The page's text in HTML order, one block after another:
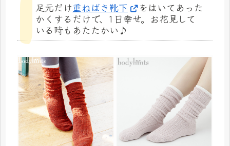
足元だけ重ねばき靴下
をはいてあった
かくするだけで、1日幸せ。お花見して
いる時もあたたかい♪